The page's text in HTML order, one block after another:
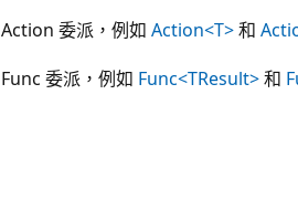
委派，例如 Action<T>和
委派，例如 Func<TResult>和